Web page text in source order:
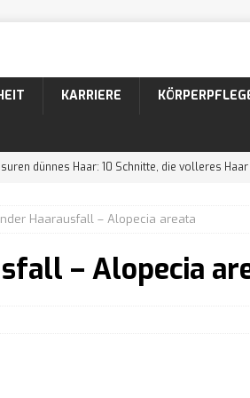
KARRIERE
dünnes Haar: 10 Schnitte, die volleres
Männer: 10 coole Varianten für lockiges Haar
Bartformen mit Namen und Bildern
Haarausfall – Alopecia areata
– Alopecia